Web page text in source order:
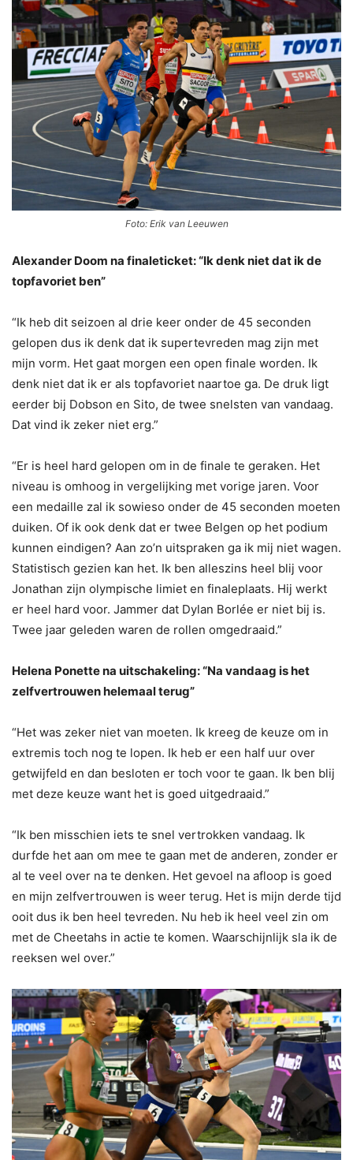
Foto: Erik van Leeuwen
Alexander Doom na finaleticket: “Ik denk niet dat ik de
topfavoriet ben”
“Ik heb dit seizoen al drie keer onder de 45 seconden
gelopen dus ik denk dat ik supertevreden mag zijn met
mijn vorm. Het gaat morgen een open finale worden. Ik
denk niet dat ik er als topfavoriet naartoe ga. De druk ligt
eerder bij Dobson en Sito, de twee snelsten van vandaag.
Dat vind ik zeker niet erg.”
“Er is heel hard gelopen om in de finale te geraken. Het
niveau is omhoog in vergelijking met vorige jaren. Voor
een medaille zal ik sowieso onder de 45 seconden moeten
duiken. Of ik ook denk dat er twee Belgen op het podium
kunnen eindigen? Aan zo’n uitspraken ga ik mij niet wagen.
Statistisch gezien kan het. Ik ben alleszins heel blij voor
Jonathan zijn olympische limiet en finaleplaats. Hij werkt
er heel hard voor. Jammer dat Dylan Borlée er niet bij is.
Twee jaar geleden waren de rollen omgedraaid.”
Helena Ponette na uitschakeling: “Na vandaag is het
zelfvertrouwen helemaal terug”
“Het was zeker niet van moeten. Ik kreeg de keuze om in
extremis toch nog te lopen. Ik heb er een half uur over
getwijfeld en dan besloten er toch voor te gaan. Ik ben blij
met deze keuze want het is goed uitgedraaid.”
“Ik ben misschien iets te snel vertrokken vandaag. Ik
durfde het aan om mee te gaan met de anderen, zonder er
al te veel over na te denken. Het gevoel na afloop is goed
en mijn zelfvertrouwen is weer terug. Het is mijn derde tijd
ooit dus ik ben heel tevreden. Nu heb ik heel veel zin om
met de Cheetahs in actie te komen. Waarschijnlijk sla ik de
reeksen wel over.”